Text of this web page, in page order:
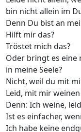
bin nicht allein im
Denn Du bist an
Hilft mir das?
Tröstet mich das?
Oder bringt es eine
in meine Seele?
Nicht, weil du mit
Leid, mit mir
Denn: Ich weine,
Ist es einfacher,
Ich habe keine